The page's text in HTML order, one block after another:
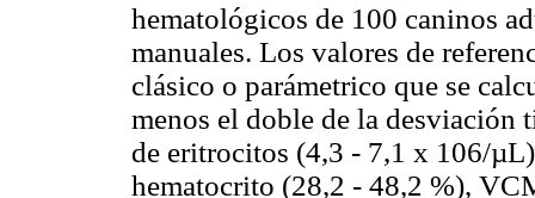
hematológicos de 100 caninos
manuales. Los valores de
clásico o parámetrico que se
menos el doble de la desviación
de eritrocitos (4,3 - 7,1 x 106/
hematocrito (28,2 - 48,2 %),